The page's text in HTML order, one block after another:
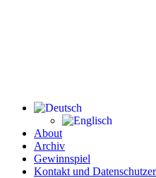
About
Archiv
Gewinnspiel
Kontakt und